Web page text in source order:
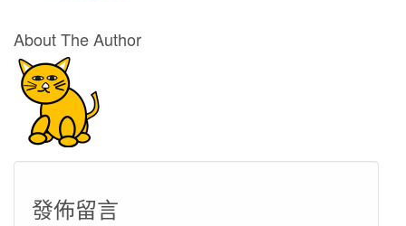
About The Author
發佈留言